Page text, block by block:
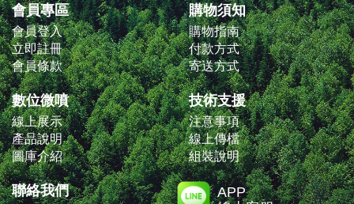
會員專區
會員登入
立即註冊
會員條款
購物須知
購物指南
付款方式
寄送方式
數位微噴
線上展示
產品說明
圖庫介紹
技術支援
注意事項
線上傳檔
組裝說明
聯絡我們
APP